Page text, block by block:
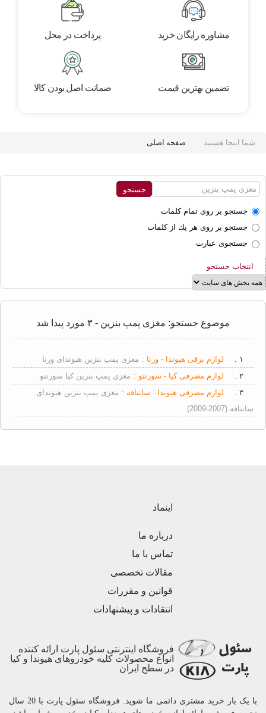
مشاوره رایگان خرید پرداخت در محل
تضمین بهترین قیمت ضمانت اصل بودن کالا
شما اینجا هستید صفحه اصلی
جستجو بر روی تمام كلمات
جستجو بر روی هر يك از كلمات
جستجوی عبارت
انتخاب جستجو
موضوع جستجو: مغزی پمپ بنزین - ۳ مورد پیدا شد
۱ . لوازم برقی هیوندا - ورنا : مغزی پمپ بنزین هیوندای ورنا
۲ .
لوازم مصرفی کیا - سورنتو : مغزی پمپ بنزین کیا سورنتو
۳ .
لوازم مصرفی هیوندا - سانتافه : مغزی پمپ بنزین هیوندای
سانتافه (2007-2009)
اینماد
درباره ما
تماس با ما
مقالات تخصصی
قوانین و مقررات
انتقادات و پیشنهادات
فروشگاه اینترنتی سئول پارت ارائه کننده
انواع محصولات کلیه خودروهای هیوندا و کیا
در سطح ایران
با یک بار خرید مشتری دائمی ما شوید. فروشگاه سئول پارت با 20 سال